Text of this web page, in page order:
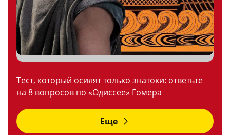
Тест, который осилят только знатоки: ответьте
на 8 вопросов по «Одиссее» Гомера
Еще